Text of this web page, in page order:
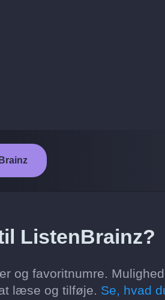
ListenBrainz?
og favoritnumre.
læse og tilføje. Se, hvad